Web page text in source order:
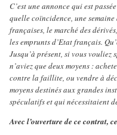
C’est une annonce qui est
quelle coïncidence, une
françaises, le marché des
les emprunts d’Etat français.
Jusqu’à présent, si vous
n’aviez que deux moyens :
contre la faillite, ou vendre à
moyens destinés aux grandes
spéculatifs et qui nécessitaient
Avec l’ouverture de ce contrat,